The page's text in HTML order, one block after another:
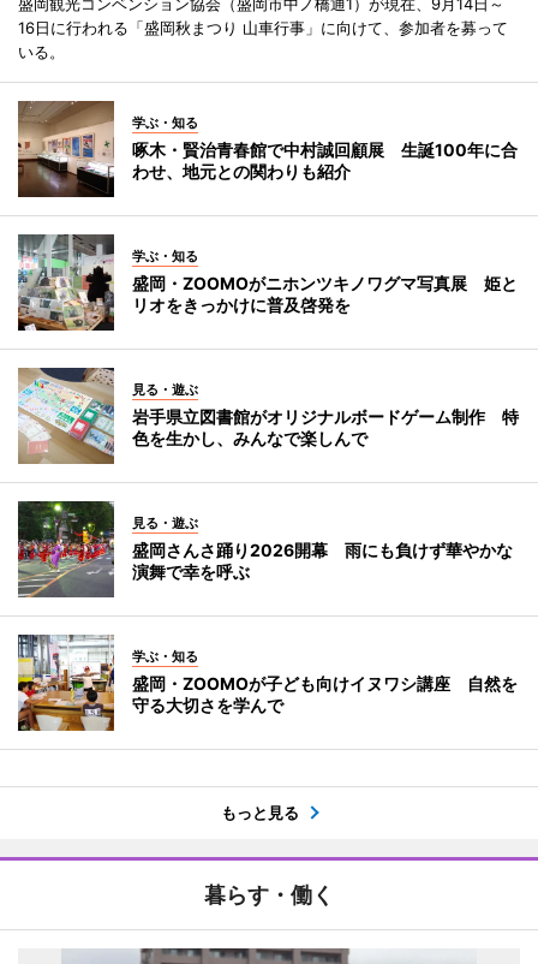
16日に行われる「盛岡秋まつり 山車行事」に向けて、参加者を募って
いる。
学ぶ・知る
啄木・賢治青春館で中村誠回顧展 生誕100年に合
わせ、地元との関わりも紹介
学ぶ・知る
盛岡・ZOOMOがニホンツキノワグマ写真展 姫と
リオをきっかけに普及啓発を
見る・遊ぶ
岩手県立図書館がオリジナルボードゲーム制作 特
色を生かし、みんなで楽しんで
見る・遊ぶ
盛岡さんさ踊り2026開幕 雨にも負けず華やかな
演舞で幸を呼ぶ
学ぶ・知る
盛岡・ZOOMOが子ども向けイヌワシ講座 自然を
守る大切さを学んで
もっと見る
暮らす・働く